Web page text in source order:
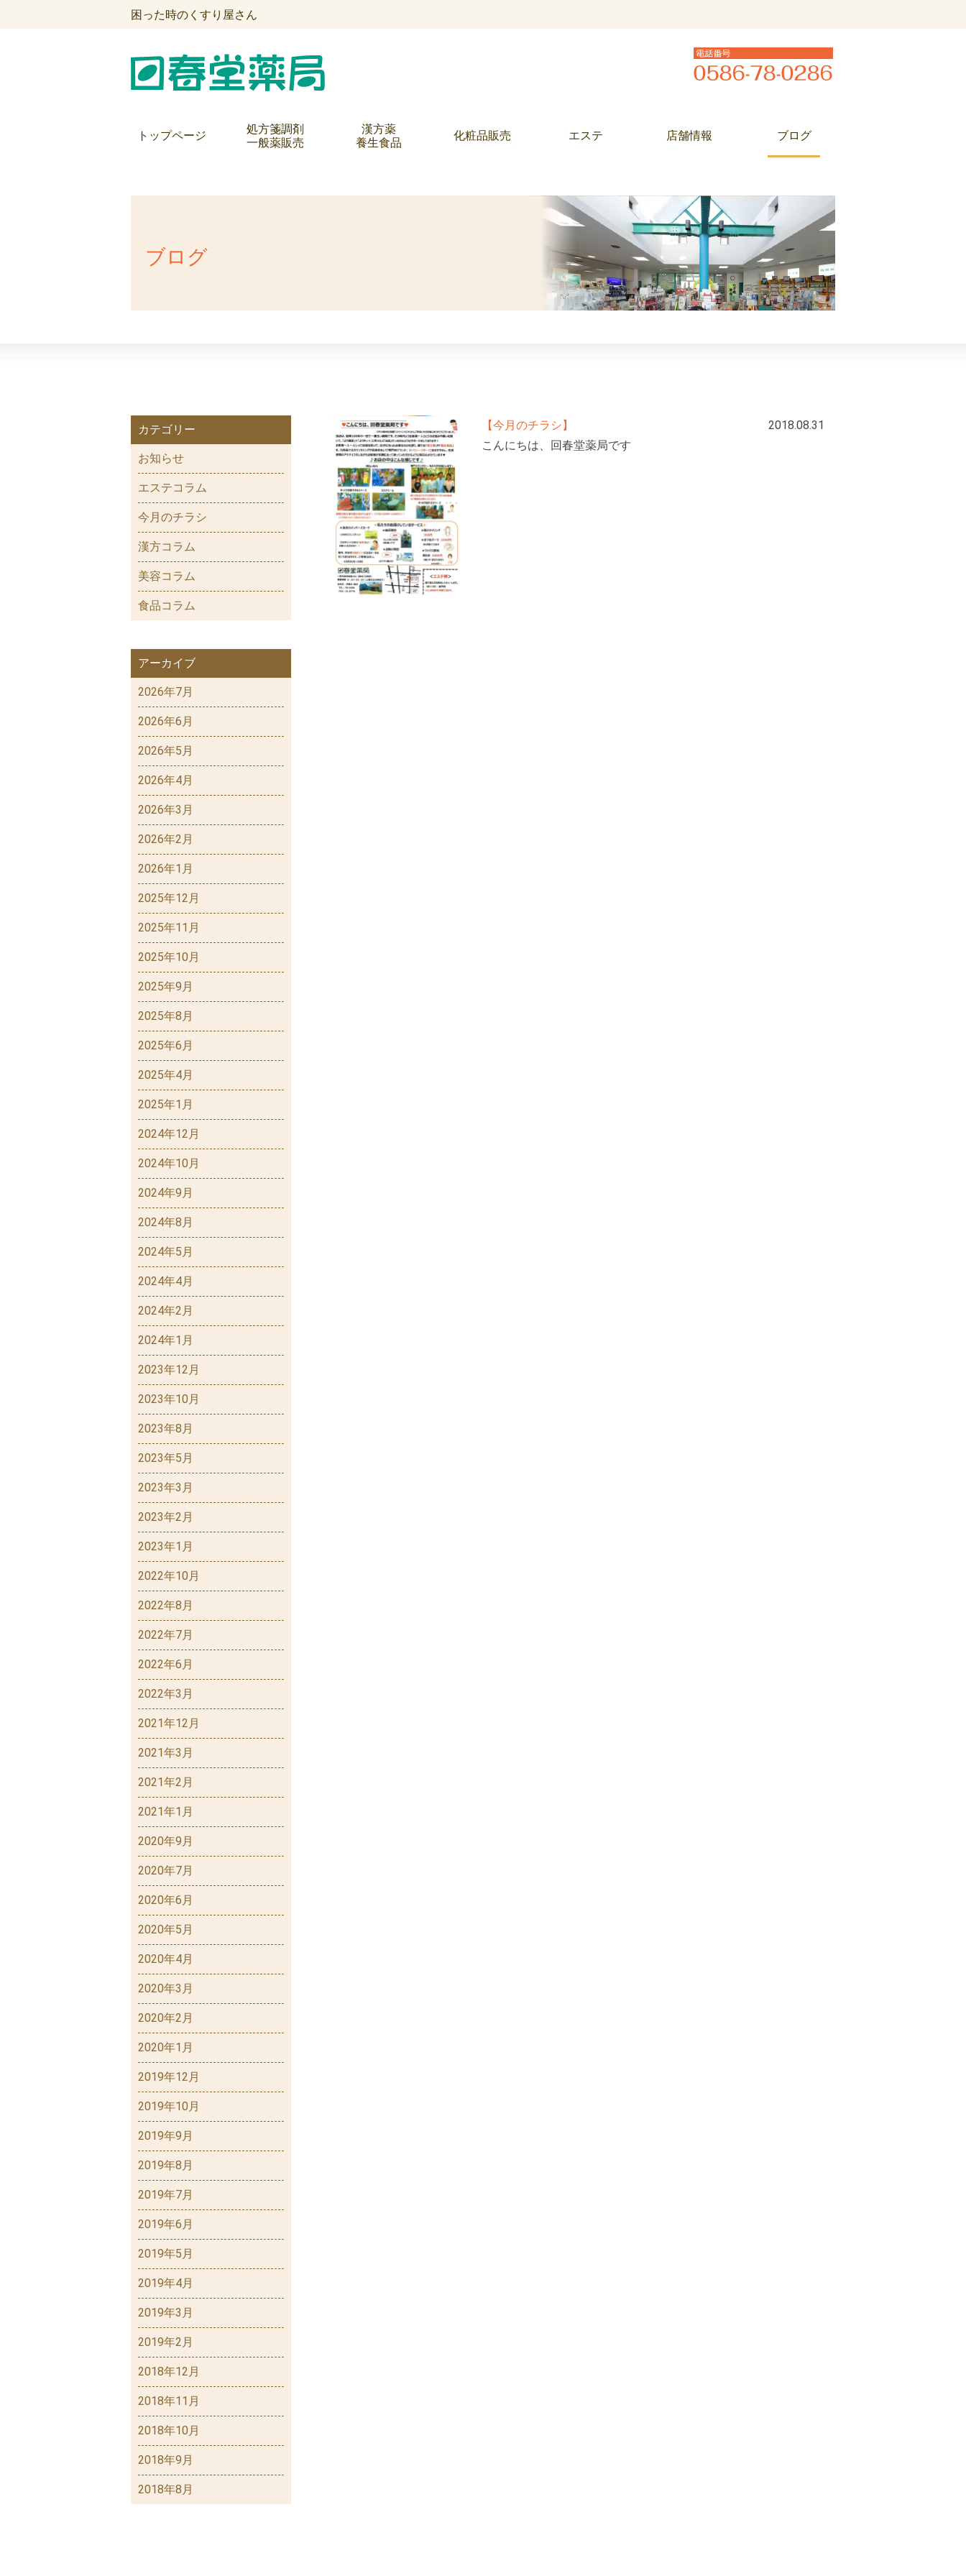
困った時のくすり屋さん
トップページ
処方箋調剤
一般薬販売
漢方薬
養生食品
化粧品販売 エステ 店舗情報 ブログ
ブログ
カテゴリー
お知らせ
エステコラム
今月のチラシ
漢方コラム
美容コラム
食品コラム
アーカイブ
2026年7月
2026年6月
2026年5月
2026年4月
2026年3月
2026年2月
2026年1月
2025年12月
2025年11月
2025年10月
2025年9月
2025年8月
2025年6月
2025年4月
2025年1月
2024年12月
2024年10月
2024年9月
2024年8月
2024年5月
2024年4月
2024年2月
2024年1月
2023年12月
2023年10月
2023年8月
2023年5月
2023年3月
2023年2月
2023年1月
2022年10月
2022年8月
2022年7月
2022年6月
2022年3月
2021年12月
2021年3月
2021年2月
2021年1月
2020年9月
2020年7月
2020年6月
2020年5月
2020年4月
2020年3月
2020年2月
2020年1月
2019年12月
2019年10月
2019年9月
2019年8月
2019年7月
2019年6月
2019年5月
2019年4月
2019年3月
2019年2月
2018年12月
2018年11月
2018年10月
2018年9月
2018年8月
2018.08.31
【今月のチラシ】
こんにちは、回春堂薬局です